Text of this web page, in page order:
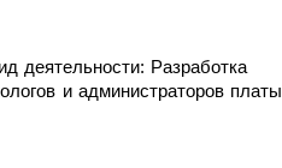
деятельности: Разработка
и администраторов платы